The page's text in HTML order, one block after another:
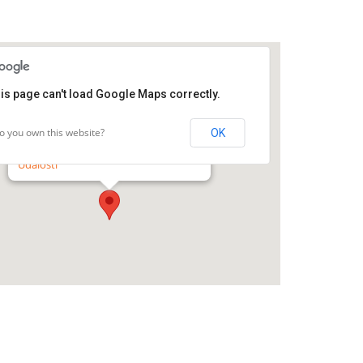
Události
page can't load Google Maps correctly.
you own this website? OK